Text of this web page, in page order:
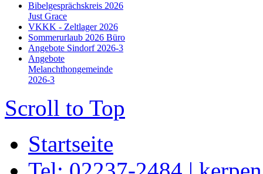
Bibelgesprächskreis 2026
Just Grace
VKKK - Zeltlager 2026
Sommerurlaub 2026 Büro
Angebote Sindorf 2026-3
Angebote
Melanchthongemeinde
2026-3
Scroll to Top
Startseite